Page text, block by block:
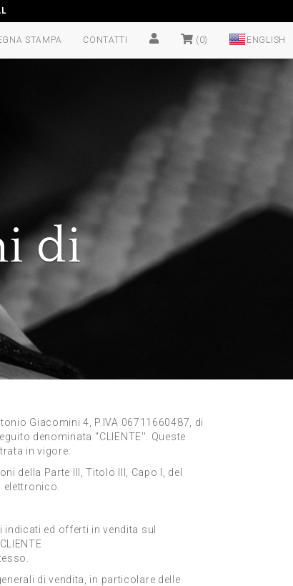
STAMPA CONTATTI (0)
di
Giacomini 4, P.IVA ­­­06711660487, di
denominata ''CLIENTE''. Queste
in vigore.
della Parte III, Titolo III, Capo I, del
indicati ed offerti in vendita sul
di vendita, in particolare delle